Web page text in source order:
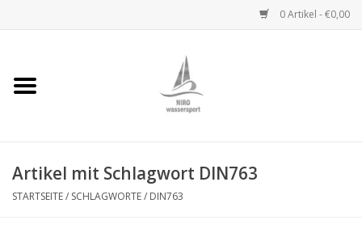
0 Artikel - €0,00
Startseite
Niro Ketten
Artikel mit Schlagwort DIN763
STARTSEITE/ SCHLAGWORTE/ DIN763